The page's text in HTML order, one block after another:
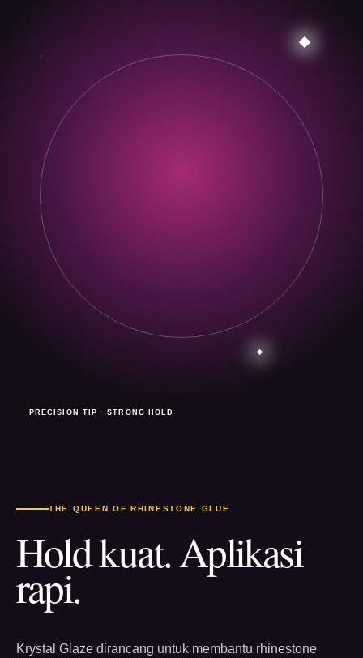
PRECISION TIP · STRONG HOLD
THE QUEEN OF RHINESTONE GLUE
Hold kuat. Aplikasi
rapi.
Krystal Glaze dirancang untuk membantu rhinestone